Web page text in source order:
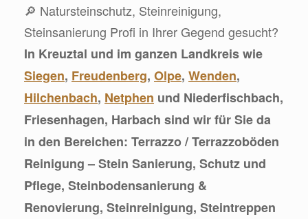
🔎 Natursteinschutz, Steinreinigung,
Steinsanierung Profi in Ihrer Gegend gesucht?
In Kreuztal und im ganzen Landkreis wie
Siegen, Freudenberg, Olpe, Wenden,
Hilchenbach, Netphen und Niederfischbach,
Friesenhagen, Harbach sind wir für Sie da
in den Bereichen: Terrazzo / Terrazzoböden
Reinigung – Stein Sanierung, Schutz und
Pflege, Steinbodensanierung &
Renovierung, Steinreinigung, Steintreppen